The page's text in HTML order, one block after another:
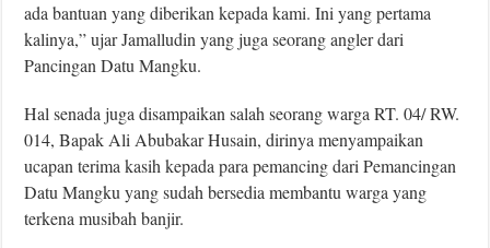
ada bantuan yang diberikan kepada kami. Ini yang pertama
kalinya,” ujar Jamalludin yang juga seorang angler dari
Pancingan Datu Mangku.
Hal senada juga disampaikan salah seorang warga RT. 04/ RW.
014, Bapak Ali Abubakar Husain, dirinya menyampaikan
ucapan terima kasih kepada para pemancing dari Pemancingan
Datu Mangku yang sudah bersedia membantu warga yang
terkena musibah banjir.